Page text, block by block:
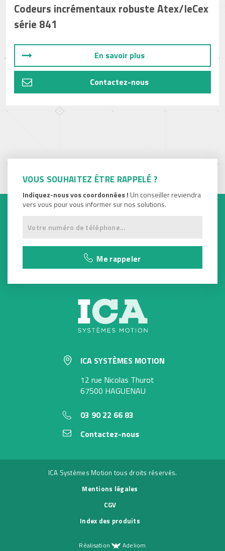
Codeurs incrémentaux robuste Atex/IeCex
série 841
En savoir plus
Contactez-nous
VOUS SOUHAITEZ ÊTRE RAPPELÉ ?
Indiquez-nous vos coordonnées ! Un conseiller reviendra
vers vous pour vous informer sur nos solutions.
Me rappeler
ICA SYSTÈMES MOTION
12 rue Nicolas Thurot
67500 HAGUENAU
03 90 22 66 83
Contactez-nous
ICA Systèmes Motion tous droits réservés.
Mentions légales
CGV
Index des produits
Réalisation Adeliom